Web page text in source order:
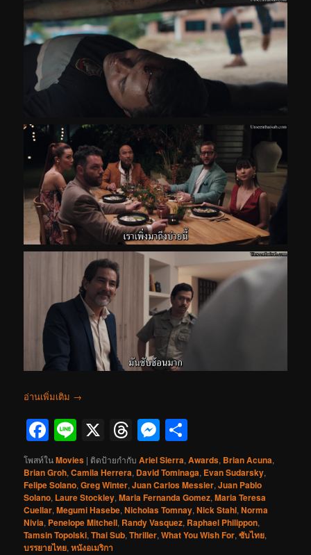
อ่านเพิ่มเติม →
Facebook
Line
X Threads
Messenger
โพสท์ในMovies | ติดป้ายกำกับ Ariel Sierra,Awards, Brian Acuna,
Brian Groh,Camila Herrera, David Tominaga, Evan Sudarsky,
Felipe Solano,Greg Winter,Juan Carlos Messier,Juan Pablo
Solano, Laure Stockley,Maria Fernanda Gomez,Maria Teresa
Cuellar,Megumi Hasebe,Nicholas Tomnay,Nick Stahl,Norma
Nivia, Penelope Mitchell, Randy Vasquez, Raphael Philippon,
Tamsin Topolski,Thai Sub,Thriller,What You Wish For,ซับไทย,
บรรยายไทย,หนังอเมริกา